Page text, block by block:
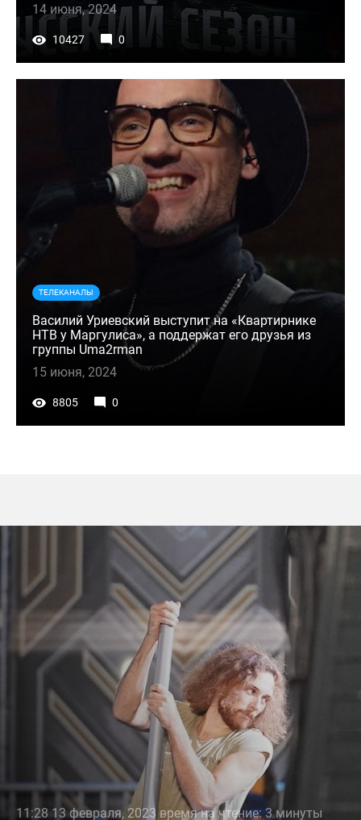
14 июня, 2024
10427 0
ТЕЛЕКАНАЛЫ
Василий Уриевский выступит на «Квартирнике
НТВ у Маргулиса», а поддержат его друзья из
группы Uma2rman
15 июня, 2024
8805 0
11:28 13 февраля, 2023 время на чтение: 3 минуты